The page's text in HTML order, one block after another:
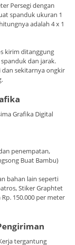
Persegi dengan
spanduk ukuran 1
adalah 4 x 1
kirim ditanggung
dan jarak.
dan sekitarnya ongkir
Grafika Digital
penempatan,
Buat Bambu)
bahan lain seperti
Stiker Graphtet
150.000 per meter
tergantung